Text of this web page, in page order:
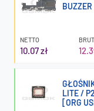
NETTO
10.07 zł
LITE /
[ORG